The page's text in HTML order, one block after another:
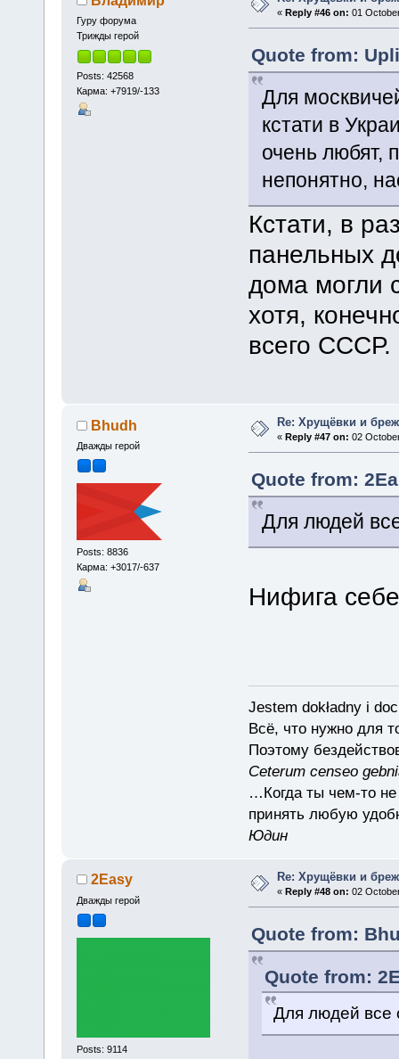
Гуру форума
Трижды герой
Posts: 42568
Карма: +7919/-133
«Reply #46 on: 01
Quote from:
Для
кстати в
очень любят,
непонятно,
Кстати, в
панельных
дома могли
хотя,
всего СССР.
Bhudh
Дважды герой
Posts: 8836
Карма: +3017/-637
Re: Хрущёвки и
« Reply #47 on: 02
Quote from:
Для людей
Нифига
Jestem dokładny i
Всё, что нужно для
Поэтому
Ceterum censeo
…Когда ты чем-то не
принять любую
Юдин
2Easy
Дважды герой
Posts: 9114
Re: Хрущёвки и
« Reply #48 on: 02
Quote from:
Quote from:
Для людей все